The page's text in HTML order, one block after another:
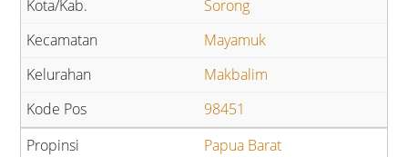
Sorong
Mayamuk
Makbalim
98451
Papua Barat